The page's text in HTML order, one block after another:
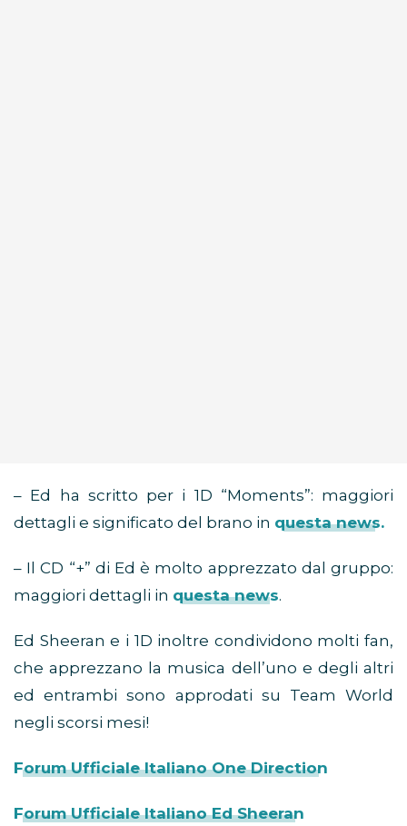
– Ed ha scritto per i 1D “Moments”: maggiori
dettagli e significato del brano in questa news.
– Il CD “+” di Ed è molto apprezzato dal gruppo:
maggiori dettagli in questa news.
Ed Sheeran e i 1D inoltre condividono molti fan,
che apprezzano la musica dell’uno e degli altri
ed entrambi sono approdati su Team World
negli scorsi mesi!
Forum Ufficiale Italiano One Direction
Forum Ufficiale Italiano Ed Sheeran